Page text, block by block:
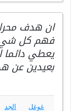
ان هدف
فهم كل
يعطي دائما
بعيدين عن
غوغل الجد